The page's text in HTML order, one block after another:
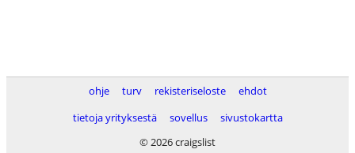
ohje turv rekisteriseloste
ehdot
tietoja yrityksestä
sovellus
sivustokartta
© 2026 craigslist